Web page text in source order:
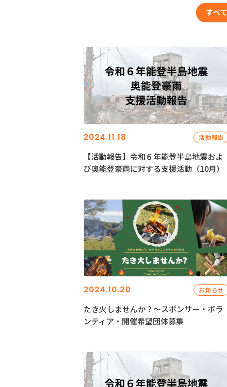
すべて
2024.11.18 活動報告
【活動報告】令和６年能登半島地震およ
び奥能登豪雨に対する支援活動（10月）
2024.10.20 お知らせ
たき火しませんか？～スポンサー・ボラ
ンティア・開催希望団体募集